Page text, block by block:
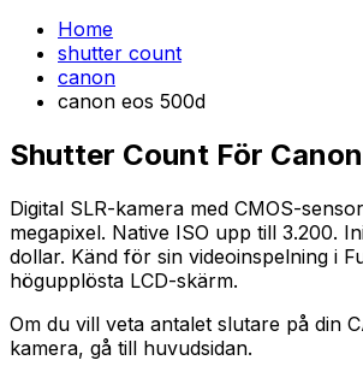
Home
shutter count
canon
canon eos 500d
Shutter Count För
Digital SLR-kamera med CMOS-
megapixel. Native ISO upp till 3.200.
dollar. Känd för sin videoinspelning i
högupplösta LCD-skärm.
Om du vill veta antalet slutare på din
kamera, gå till huvudsidan.